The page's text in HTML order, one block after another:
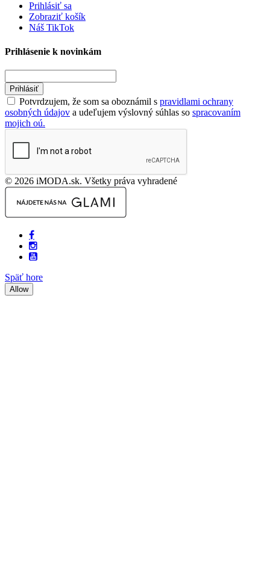
Prihlásiť sa
Zobraziť košík
Náš TikTok
Prihlásenie k novinkám
Prihlásiť
Potvrdzujem, že som sa oboznámil s pravidlami ochrany
osobných údajov a udeľujem výslovný súhlas so spracovaním
mojich oú.
© 2026 iMODA.sk. Všetky práva vyhradené
Späť hore
Allow